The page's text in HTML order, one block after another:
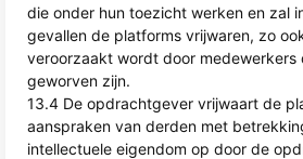
die onder hun toezicht werken en zal
gevallen de platforms vrijwaren, zo
veroorzaakt wordt door medewerkers
geworven zijn.
13.4 De opdrachtgever vrijwaart de
aanspraken van derden met
intellectuele eigendom op door de